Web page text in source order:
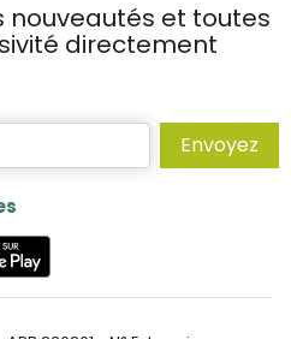
nouveautés et toutes
directement
Envoyez